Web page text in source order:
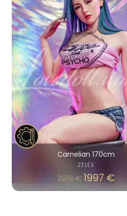
Carnelian 170cm
ZELEX
2219€1997€